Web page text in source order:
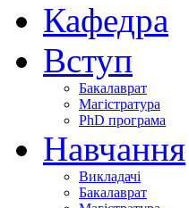
Кафедра
Вступ
Бакалаврат
Магістратура
PhD програма
Навчання
Викладачі
Бакалаврат